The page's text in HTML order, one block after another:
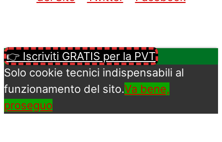
👉 Iscriviti GRATIS per la PVT
Solo cookie tecnici indispensabili al
funzionamento del sito.Va bene,
proseguo